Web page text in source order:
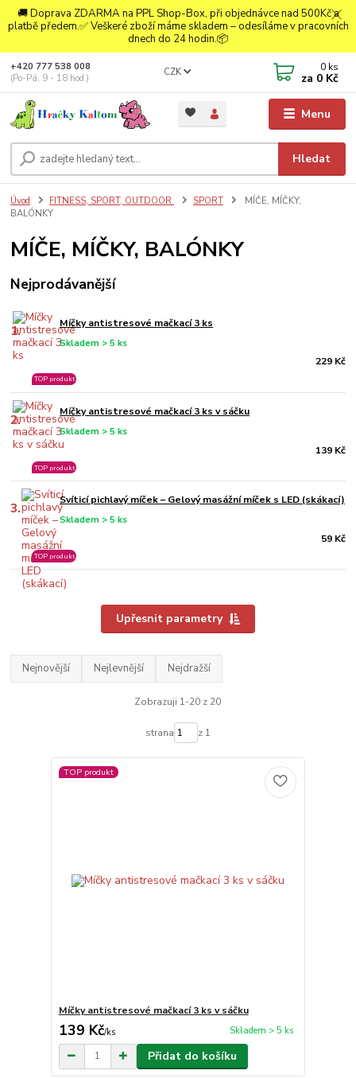
🚚 Doprava ZDARMA na PPL Shop-Box, při objednávce nad 500Kč a
platbě předem.✅ Veškeré zboží máme skladem – odesíláme v pracovních
dnech do 24 hodin.📦
Menu
CZK
Hledat
+420 777 538 008
(Po-Pá, 9 - 18 hod.)
0 ks
za 0 Kč
Úvod FITNESS, SPORT, OUTDOOR SPORT
MÍČE, MÍČKY,
BALÓNKY
MÍČE, MÍČKY, BALÓNKY
Nejprodávanější
1. Míčky antistresové mačkací 3 ks
Skladem > 5 ks
TOP produkt
229 Kč
2. Míčky antistresové mačkací 3 ks v sáčku
Skladem > 5 ks
TOP produkt
139 Kč
3. Svíticí pichlavý míček – Gelový masážní míček s LED (skákací)
Skladem > 5 ks
TOP produkt
59 Kč
Upřesnit parametry
Nejnovější Nejlevnější Nejdražší
Zobrazuji 1-20 z 20
strana z 1
TOP produkt
Míčky antistresové mačkací 3 ks v sáčku
139 Kč/ks Skladem > 5 ks
Přidat do košíku